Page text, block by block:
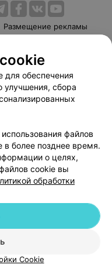
Размещение рекламы
Способы оплаты
103.by
данных
| 220012, Республика Беларусь,
291212755
для обеспечения
улучшения, сбора
файлов
в более позднее время.
о целях,
cookie вы
обработки
Cookie